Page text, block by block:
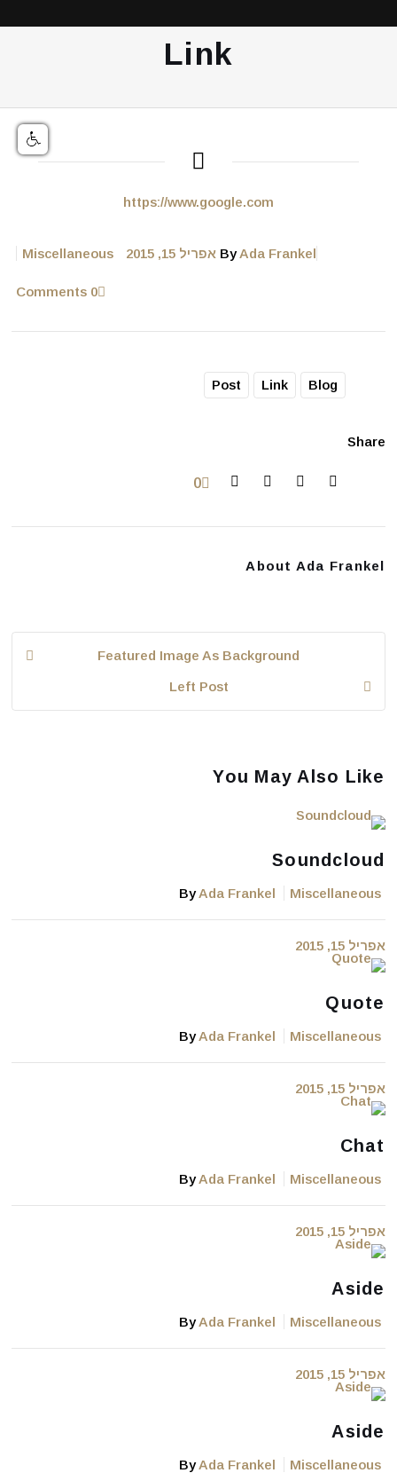
Link
https://www.google.com
ByAda Frankel אפריל 15, 2015 Miscellaneous
0 Comments
Blog
Link
Post
Share
0
About Ada Frankel
Featured Image As Background
Left Post
You May Also Like
Soundcloud
ByAda Frankel Miscellaneous
אפריל 15, 2015
Quote
ByAda Frankel Miscellaneous
אפריל 15, 2015
Chat
ByAda Frankel Miscellaneous
אפריל 15, 2015
Aside
ByAda Frankel Miscellaneous
אפריל 15, 2015
Aside
ByAda Frankel Miscellaneous